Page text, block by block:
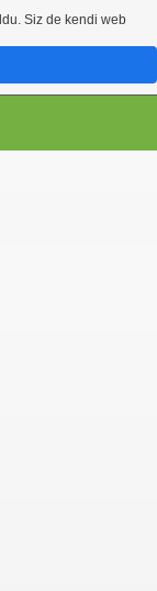
Siz de kendi web